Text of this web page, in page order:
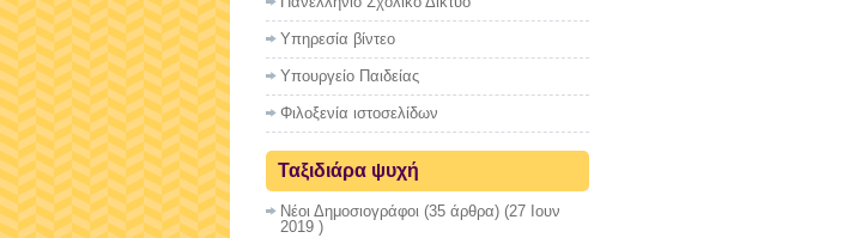
Υπηρεσία βίντεο
Υπουργείο Παιδείας
Φιλοξενία ιστοσελίδων
Ταξιδιάρα ψυχή
Νέοι Δημοσιογράφοι (35 άρθρα) (27 Ιουν
2019 )